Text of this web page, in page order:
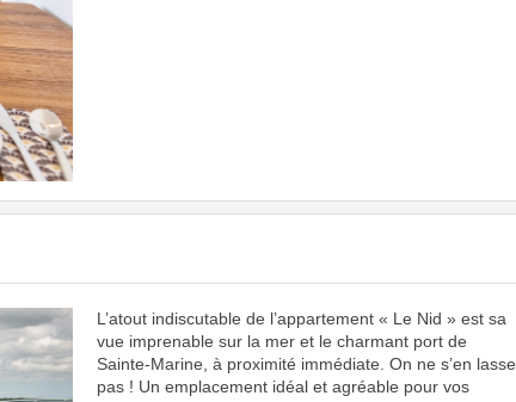
Next
L’atout indiscutable de l’appartement « Le Nid » est sa
vue imprenable sur la mer et le charmant port de
Sainte-Marine, à proximité immédiate. On ne s’en lasse
pas ! Un emplacement idéal et agréable pour vos